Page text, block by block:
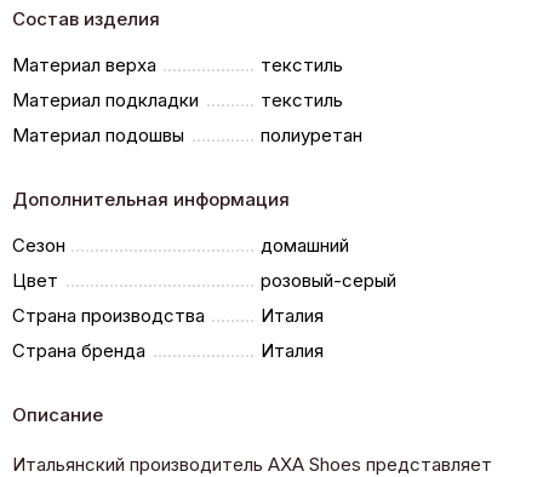
Состав изделия
Материал верха
текстиль
Материал подкладки
текстиль
Материал подошвы
полиуретан
Дополнительная информация
Сезон
домашний
Цвет
розовый-серый
Страна производства
Италия
Страна бренда
Италия
Описание
Итальянский производитель AXA Shoes представляет